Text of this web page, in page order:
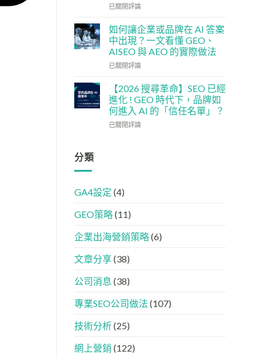
企
大
實
用
策
略
單：
何
讓
網
站
變
器
友
好？
完
社
媒
體
如
何
加
GEO
(AISEO)
效
果？
品
Threads、
內
分
已關閉評論
如何讓企業或品牌在 AI 答案
中出現？一文看懂 GEO、
AISEO 與 AEO 的實際做法
如
企
業
或
品
出
一
看
懂
AISEO
AEO
實
做
已關閉評論
【2026 搜尋革命】SEO 已經
進化 ! GEO 時代下，品牌如
何進入 AI 的「信任名單」？
【2026
經
化
GEO
時
下，
牌
何
入
AI
的
「信
已關閉評論
分類
GA4設定 (4)
GEO策略(11)
企業出海營銷策略(6)
文章分享(38)
公司消息 (38)
專業SEO公司做法 (107)
技術分析(25)
網上營銷 (122)